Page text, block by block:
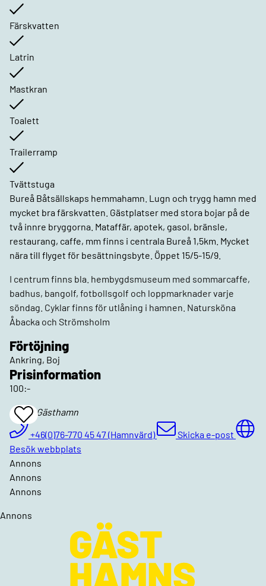
Färskvatten
Latrin
Mastkran
Toalett
Trailerramp
Tvättstuga
Bureå Båtsällskaps hemmahamn. Lugn och trygg hamn med
mycket bra färskvatten. Gästplatser med stora bojar på de
två innre bryggorna. Mataffär, apotek, gasol, bränsle,
restaurang, caffe, mm finns i centrala Bureå 1,5km. Mycket
nära till flyget för besättningsbyte. Öppet 15/5-15/9.
I centrum finns bla. hembygdsmuseum med sommarcaffe,
badhus, bangolf, fotbollsgolf och loppmarknader varje
söndag. Cyklar finns för utlåning i hamnen. Natursköna
Åbacka och Strömsholm
Förtöjning
Ankring, Boj
Prisinformation
100:-
Add
To
Favrites
Bureå Gästhamn
+46(0)76-770 45 47 (Hamnvärd)
Skicka e-post
Besök webbplats
Annons
Annons
Annons
Annons